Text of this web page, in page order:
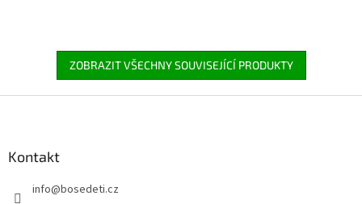
ZOBRAZIT VŠECHNY SOUVISEJÍCÍ PRODUKTY
Kontakt
info@bosedeti.cz